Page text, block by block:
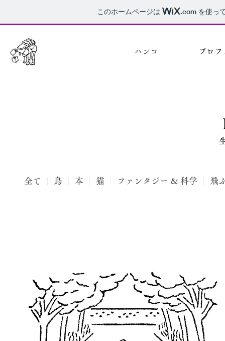
このホームページは .com を使っ
ハンコ プロフ
全て 鳥 本 猫 ファンタジー & 科学 飛